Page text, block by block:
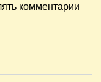
комментарии